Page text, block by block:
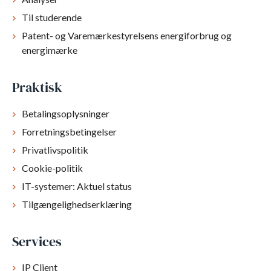
Til studerende
Patent- og Varemærkestyrelsens energiforbrug og
energimærke
Praktisk
Betalingsoplysninger
Forretningsbetingelser
Privatlivspolitik
Cookie-politik
IT-systemer: Aktuel status
Tilgængelighedserklæring
Services
IP Client